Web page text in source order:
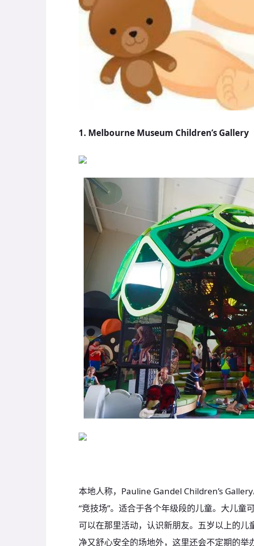
1. Melbourne Museum Children’s Gallery
本地人称，Pauline Gandel Children’s
“竞技场”。适合于各个年级段的儿童。大儿童
可以在那里活动，认识新朋友。五岁以上的
净又舒心安全的场地外，这里还会不定期的举